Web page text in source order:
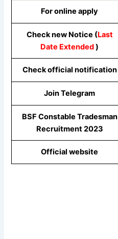
For online apply
Check new Notice (Last
Date Extended)
Check official notification
Join Telegram
BSF Constable Tradesman
Recruitment 2023
Official website